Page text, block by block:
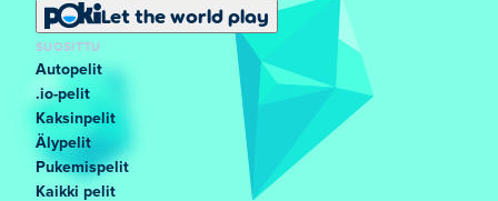
Let the world play
SUOSITTU
Autopelit
.io-pelit
Kaksinpelit
Älypelit
Pukemispelit
Kaikki pelit